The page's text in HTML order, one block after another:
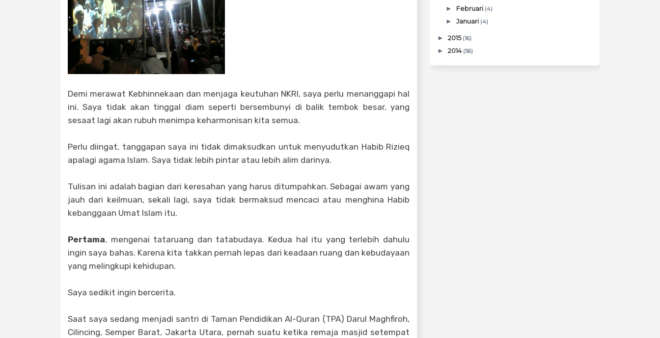
Demi merawat Kebhinnekaan dan menjaga keutuhan NKRI, saya perlu menanggapi hal
ini. Saya tidak akan tinggal diam seperti bersembunyi di balik tembok besar, yang
sesaat lagi akan rubuh menimpa keharmonisan kita semua.
Perlu diingat, tanggapan saya ini tidak dimaksudkan untuk menyudutkan Habib Rizieq
apalagi agama Islam. Saya tidak lebih pintar atau lebih alim darinya.
Tulisan ini adalah bagian dari keresahan yang harus ditumpahkan. Sebagai awam yang
jauh dari keilmuan, sekali lagi, saya tidak bermaksud mencaci atau menghina Habib
kebanggaan Umat Islam itu.
Pertama, mengenai tataruang dan tatabudaya. Kedua hal itu yang terlebih dahulu
ingin saya bahas. Karena kita takkan pernah lepas dari keadaan ruang dan kebudayaan
yang melingkupi kehidupan.
Saya sedikit ingin bercerita.
Saat saya sedang menjadi santri di Taman Pendidikan Al-Quran (TPA) Darul Maghfiroh,
Cilincing, Semper Barat, Jakarta Utara, pernah suatu ketika remaja masjid setempat
► Februari (4)
►Januari (4)
►2015 (16)
►2014 (56)